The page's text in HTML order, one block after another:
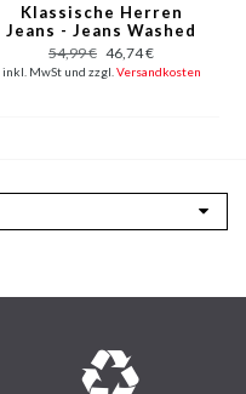
Klassische Herren
Jeans - Jeans Washed
- D3060 - Blau
54,99 € 46,74 €
inkl. MwSt und zzgl. Versandkosten